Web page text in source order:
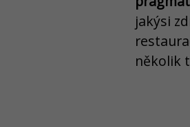
jakýsi
několik